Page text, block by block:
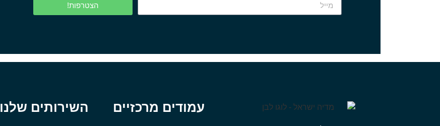
הצטרפות!
עמודים מרכזיים השירותים שלנו